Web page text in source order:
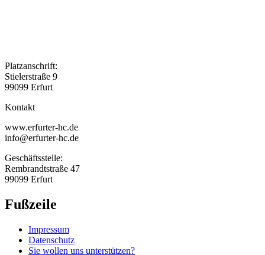
Platzanschrift:
Stielerstraße 9
99099 Erfurt
Kontakt
www.erfurter-hc.de
info@erfurter-hc.de
Geschäftsstelle:
Rembrandtstraße 47
99099 Erfurt
Fußzeile
Impressum
Datenschutz
Sie wollen uns unterstützen?